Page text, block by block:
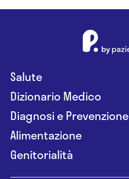
Salute
Dizionario Medico
Diagnosi e Prevenzione
Alimentazione
Genitorialità